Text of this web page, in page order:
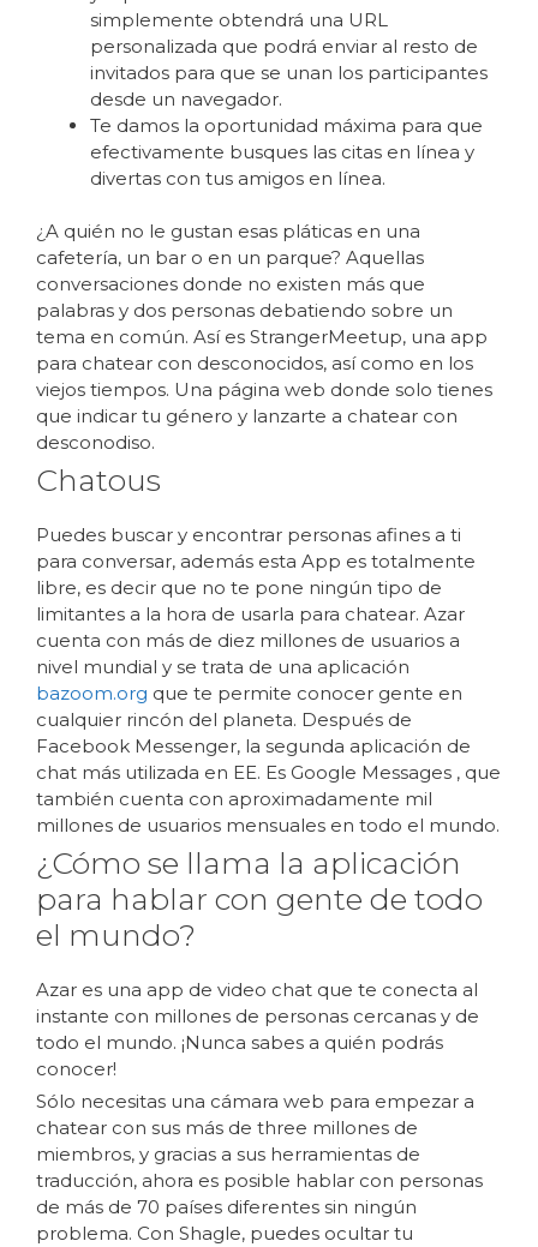
simplemente obtendrá una URL
personalizada que podrá enviar al resto de
invitados para que se unan los participantes
desde un navegador.
Te damos la oportunidad máxima para que
efectivamente busques las citas en línea y
divertas con tus amigos en línea.
¿A quién no le gustan esas pláticas en una
cafetería, un bar o en un parque? Aquellas
conversaciones donde no existen más que
palabras y dos personas debatiendo sobre un
tema en común. Así es StrangerMeetup, una app
para chatear con desconocidos, así como en los
viejos tiempos. Una página web donde solo tienes
que indicar tu género y lanzarte a chatear con
desconodiso.
Chatous
Puedes buscar y encontrar personas afines a ti
para conversar, además esta App es totalmente
libre, es decir que no te pone ningún tipo de
limitantes a la hora de usarla para chatear. Azar
cuenta con más de diez millones de usuarios a
nivel mundial y se trata de una aplicación
bazoom.org que te permite conocer gente en
cualquier rincón del planeta. Después de
Facebook Messenger, la segunda aplicación de
chat más utilizada en EE. Es Google Messages , que
también cuenta con aproximadamente mil
millones de usuarios mensuales en todo el mundo.
¿Cómo se llama la aplicación
para hablar con gente de todo
el mundo?
Azar es una app de video chat que te conecta al
instante con millones de personas cercanas y de
todo el mundo. ¡Nunca sabes a quién podrás
conocer!
Sólo necesitas una cámara web para empezar a
chatear con sus más de three millones de
miembros, y gracias a sus herramientas de
traducción, ahora es posible hablar con personas
de más de 70 países diferentes sin ningún
problema. Con Shagle, puedes ocultar tu